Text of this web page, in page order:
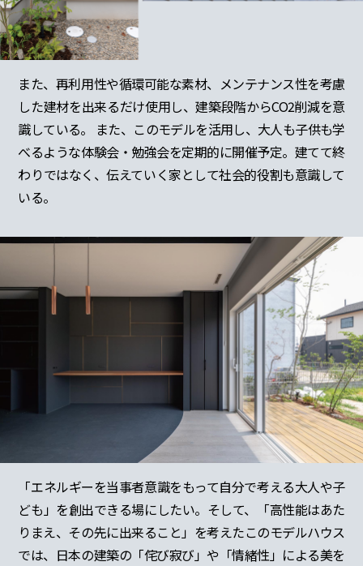
また、再利用性や循環可能な素材、メンテナンス性を考慮
した建材を出来るだけ使用し、建築段階からCO2削減を意
識している。 また、このモデルを活用し、大人も子供も学
べるような体験会・勉強会を定期的に開催予定。建てて終
わりではなく、伝えていく家として社会的役割も意識して
いる。
「エネルギーを当事者意識をもって自分で考える大人や子
ども」を創出できる場にしたい。そして、「高性能はあた
りまえ、その先に出来ること」を考えたこのモデルハウス
では、日本の建築の「侘び寂び」や「情緒性」による美を